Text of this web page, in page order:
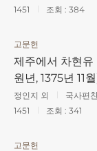
1451
조회 : 384
고문헌
제주에서 차현
원년, 1375년 11
정인지 외
국사편
1451
조회 : 341
고문헌